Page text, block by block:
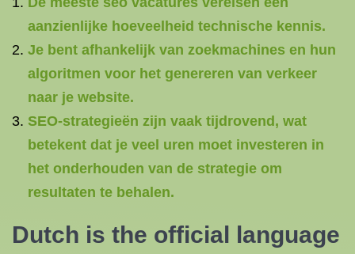
aanzienlijke hoeveelheid technische kennis.
Je bent afhankelijk van zoekmachines en hun
algoritmen voor het genereren van verkeer
naar je website.
SEO-strategieën zijn vaak tijdrovend, wat
betekent dat je veel uren moet investeren in
het onderhouden van de strategie om
resultaten te behalen.
Dutch is the official language